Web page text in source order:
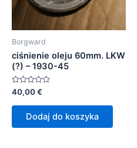
Borgward
ciśnienie oleju 60mm. LKW
(?) – 1930-45
Oceniono
0
na
40,00€
Dodaj do koszyka